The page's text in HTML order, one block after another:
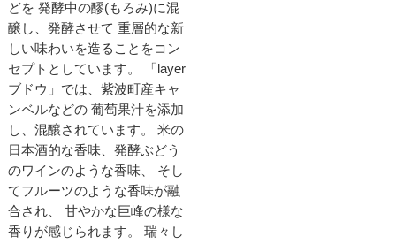
どを 発酵中の醪(もろみ)に混
醸し、発酵させて 重層的な新
しい味わいを造ることをコン
セプトとしています。 「layer
ブドウ」では、紫波町産キャ
ンベルなどの 葡萄果汁を添加
し、混醸されています。 米の
日本酒的な香味、発酵ぶどう
のワインのような香味、 そし
てフルーツのような香味が融
合され、 甘やかな巨峰の様な
香りが感じられます。 瑞々し